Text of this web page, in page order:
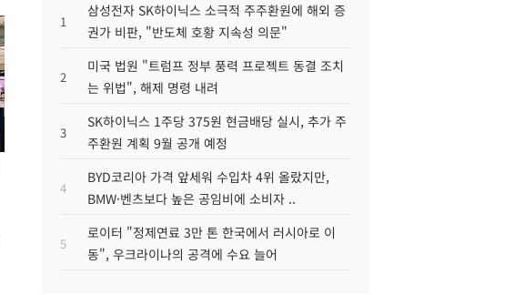
1
삼성전자 SK하이닉스 소극적 주주환원에 해외 증
권가 비판, "반도체 호황 지속성 의문"
2
미국 법원 "트럼프 정부 풍력 프로젝트 동결 조치
는 위법", 해제 명령 내려
3
SK하이닉스 1주당 375원 현금배당 실시, 추가 주
주환원 계획 9월 공개 예정
4
BYD코리아 가격 앞세워 수입차 4위 올랐지만,
BMW·벤츠보다 높은 공임비에 소비자 ..
5
로이터 "정제연료 3만 톤 한국에서 러시아로 이
동", 우크라이나의 공격에 수요 늘어